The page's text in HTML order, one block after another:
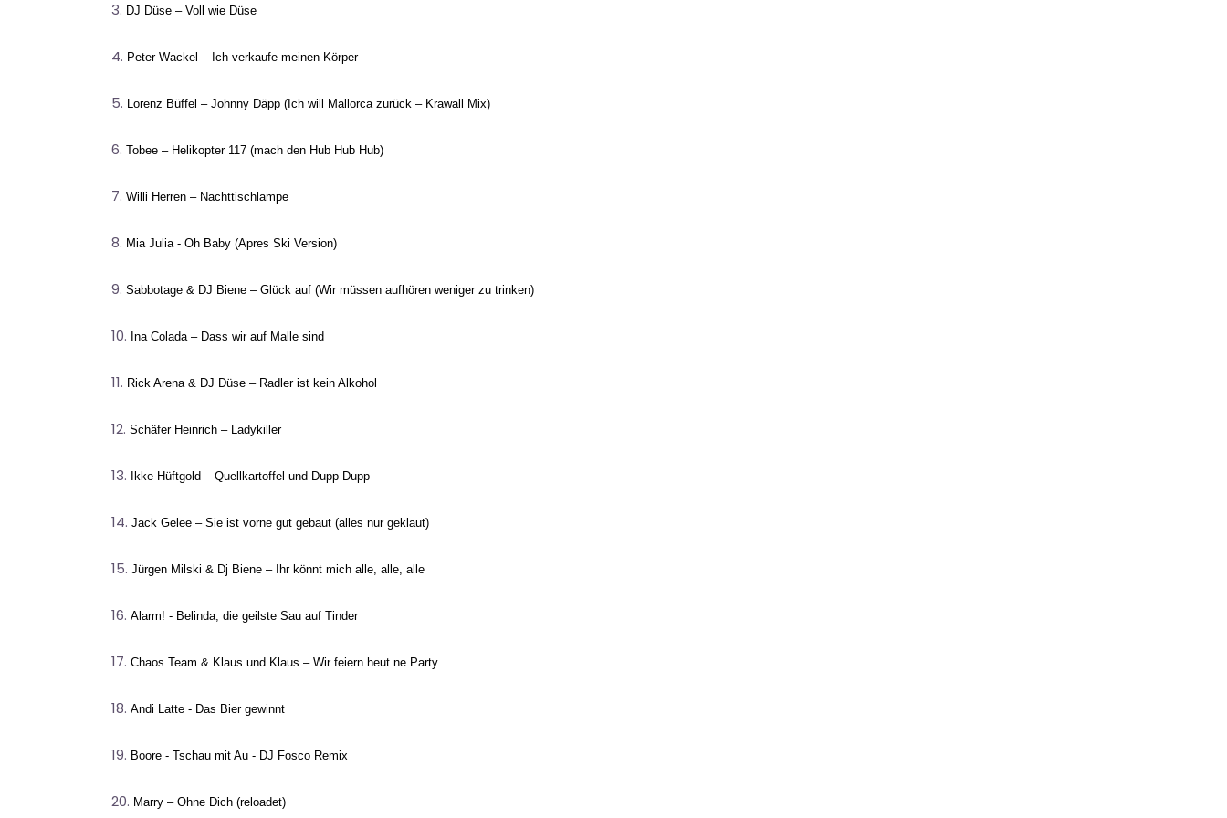
DJ Düse – Voll wie Düse
Peter Wackel – Ich verkaufe meinen Körper
Lorenz Büffel – Johnny Däpp (Ich will Mallorca zurück – Krawall Mix)
Tobee – Helikopter 117 (mach den Hub Hub Hub)
Willi Herren – Nachttischlampe
Mia Julia - Oh Baby (Apres Ski Version)
Sabbotage & DJ Biene – Glück auf (Wir müssen aufhören weniger zu trinken)
Ina Colada – Dass wir auf Malle sind
Rick Arena & DJ Düse – Radler ist kein Alkohol
Schäfer Heinrich – Ladykiller
Ikke Hüftgold – Quellkartoffel und Dupp Dupp
Jack Gelee – Sie ist vorne gut gebaut (alles nur geklaut)
Jürgen Milski & Dj Biene – Ihr könnt mich alle, alle, alle
Alarm! - Belinda, die geilste Sau auf Tinder
Chaos Team & Klaus und Klaus – Wir feiern heut ne Party
Andi Latte - Das Bier gewinnt
Boore - Tschau mit Au - DJ Fosco Remix
Marry – Ohne Dich (reloadet)